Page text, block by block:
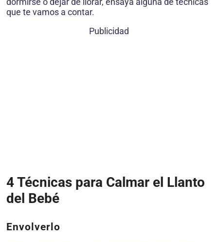
que te vamos a contar.
Publicidad
4 Técnicas para Calmar el Llanto
del Bebé
Envolverlo